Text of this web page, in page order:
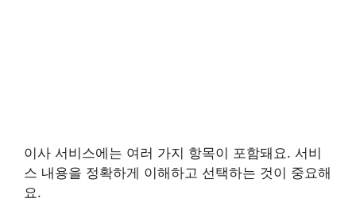
이사 서비스에는 여러 가지 항목이 포함돼요. 서비
스 내용을 정확하게 이해하고 선택하는 것이 중요해
요.